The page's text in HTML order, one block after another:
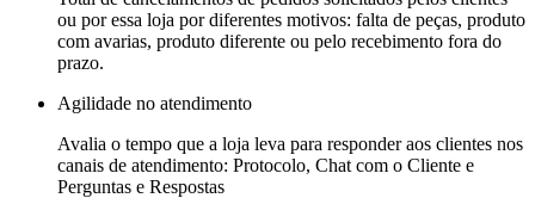
ou por essa loja por diferentes motivos: falta de peças, produto
com avarias, produto diferente ou pelo recebimento fora do
prazo.
Agilidade no atendimento
Avalia o tempo que a loja leva para responder aos clientes nos
canais de atendimento: Protocolo, Chat com o Cliente e
Perguntas e Respostas